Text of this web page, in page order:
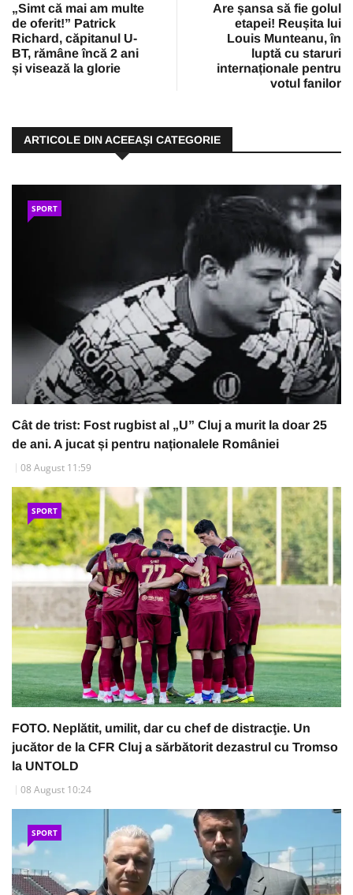
„Simt că mai am multe
de oferit!” Patrick
Richard, căpitanul U-
BT, rămâne încă 2 ani
și visează la glorie
Are șansa să fie golul
etapei! Reușita lui
Louis Munteanu, în
luptă cu staruri
internaționale pentru
votul fanilor
ARTICOLE DIN ACEEAŞI CATEGORIE
SPORT
Cât de trist: Fost rugbist al „U” Cluj a murit la doar 25
de ani. A jucat și pentru naționalele României
08 August 11:59
SPORT
FOTO. Neplătit, umilit, dar cu chef de distracţie. Un
jucător de la CFR Cluj a sărbătorit dezastrul cu Tromso
la UNTOLD
08 August 10:24
SPORT